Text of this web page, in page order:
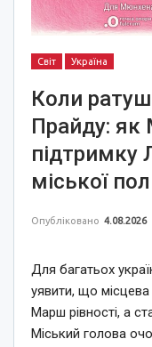
Світ Україна
Коли
Прайду: як
підтримку
міської
Опубліковано 4.08.2026
Для багатьох
уявити, що
Марш рівності, а
Міський голова